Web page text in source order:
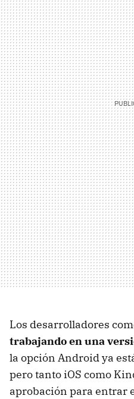
Los desarrolladores
trabajando en una
la opción Android ya
pero tanto iOS como
aprobación para entrar